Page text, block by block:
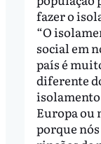
fazer o
“O
social em
país é
diferente
Europa ou
porque